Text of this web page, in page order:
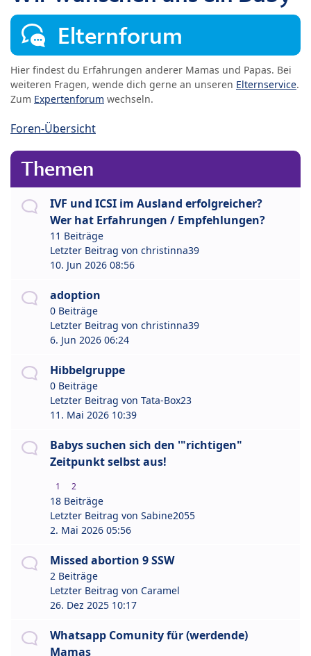
Elternforum
Hier findest du Erfahrungen anderer Mamas und Papas. Bei
weiteren Fragen, wende dich gerne an unseren Elternservice.
Zum Expertenforum wechseln.
Foren-Übersicht
Themen
IVF und ICSI im Ausland erfolgreicher?
Wer hat Erfahrungen / Empfehlungen?
11 Beiträge
Letzter Beitrag von christinna39
10. Jun 2026 08:56
adoption
0 Beiträge
Letzter Beitrag von christinna39
6. Jun 2026 06:24
Hibbelgruppe
0 Beiträge
Letzter Beitrag von Tata-Box23
11. Mai 2026 10:39
Babys suchen sich den '"richtigen"
Zeitpunkt selbst aus!
1 2
18 Beiträge
Letzter Beitrag von Sabine2055
2. Mai 2026 05:56
Missed abortion 9 SSW
2 Beiträge
Letzter Beitrag von Caramel
26. Dez 2025 10:17
Whatsapp Comunity für (werdende)
Mamas